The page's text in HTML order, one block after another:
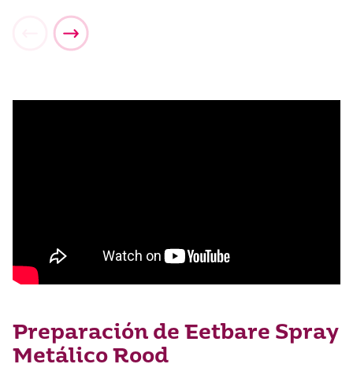
Preparación de Eetbare Spray
Metálico Rood